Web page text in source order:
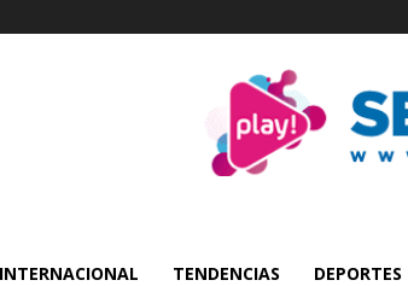
INTERNACIONAL TENDENCIAS DEPORTES